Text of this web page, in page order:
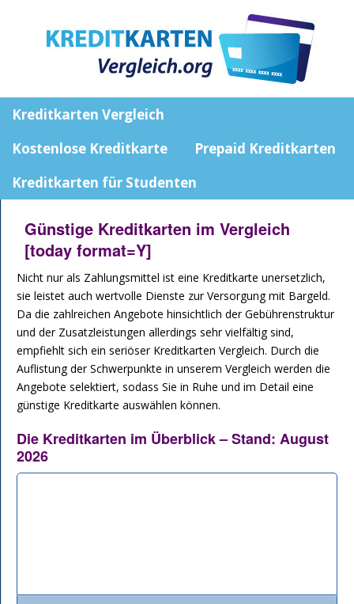
Kreditkarten Vergleich
Kostenlose Kreditkarte
Prepaid Kreditkarten
Kreditkarten für Studenten
Günstige Kreditkarten im Vergleich
[today format=Y]
Nicht nur als Zahlungsmittel ist eine Kreditkarte unersetzlich,
sie leistet auch wertvolle Dienste zur Versorgung mit Bargeld.
Da die zahlreichen Angebote hinsichtlich der Gebührenstruktur
und der Zusatzleistungen allerdings sehr vielfältig sind,
empfiehlt sich ein seriöser Kreditkarten Vergleich. Durch die
Auflistung der Schwerpunkte in unserem Vergleich werden die
Angebote selektiert, sodass Sie in Ruhe und im Detail eine
günstige Kreditkarte auswählen können.
Die Kreditkarten im Überblick – Stand: August
2026